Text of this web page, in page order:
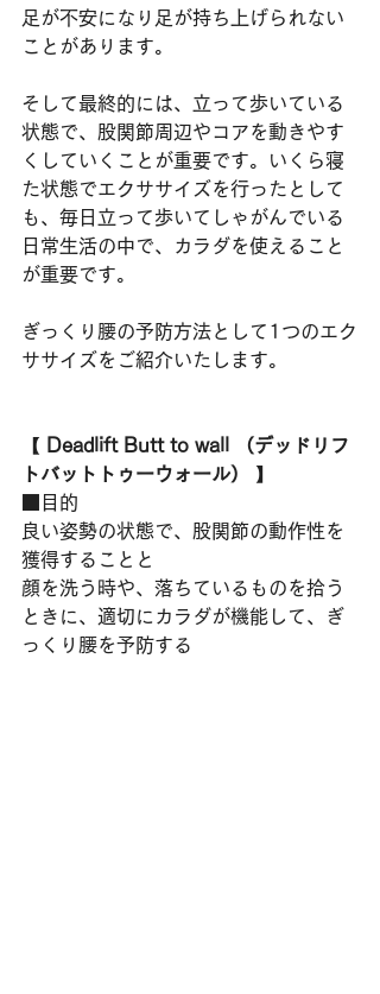
足が不安になり足が持ち上げられない
ことがあります。
そして最終的には、立って歩いている
状態で、股関節周辺やコアを動きやす
くしていくことが重要です。いくら寝
た状態でエクササイズを行ったとして
も、毎日立って歩いてしゃがんでいる
日常生活の中で、カラダを使えること
が重要です。
ぎっくり腰の予防方法として1つのエク
ササイズをご紹介いたします。
【 Deadlift Butt to wall （デッドリフ
トバットトゥーウォール）
】
■目的
良い姿勢の状態で、股関節の動作性を
獲得することと
顔を洗う時や、落ちているものを拾う
ときに、適切にカラダが機能して、ぎ
っくり腰を予防する